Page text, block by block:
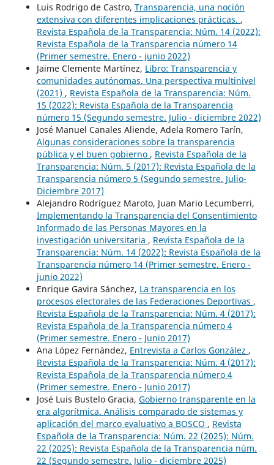
Luis Rodrigo de Castro, Transparencia, una noción
extensiva con diferentes implicaciones prácticas. ,
Revista Española de la Transparencia: Núm. 14 (2022):
Revista Española de la Transparencia número 14
(Primer semestre. Enero - junio 2022)
Jaime Clemente Martínez, Libro: Transparencia y
comunidades autónomas. Una perspectiva multinivel
(2021) , Revista Española de la Transparencia: Núm.
15 (2022): Revista Española de la Transparencia
número 15 (Segundo semestre. Julio - diciembre 2022)
José Manuel Canales Aliende, Adela Romero Tarín,
Algunas consideraciones sobre la transparencia
pública y el buen gobierno , Revista Española de la
Transparencia: Núm. 5 (2017): Revista Española de la
Transparencia número 5 (Segundo semestre. Julio-
Diciembre 2017)
Alejandro Rodríguez Maroto, Juan Mario Lecumberri,
Implementando la Transparencia del Consentimiento
Informado de las Personas Mayores en la
investigación universitaria , Revista Española de la
Transparencia: Núm. 14 (2022): Revista Española de la
Transparencia número 14 (Primer semestre. Enero -
junio 2022)
Enrique Gavira Sánchez, La transparencia en los
procesos electorales de las Federaciones Deportivas ,
Revista Española de la Transparencia: Núm. 4 (2017):
Revista Española de la Transparencia número 4
(Primer semestre. Enero - Junio 2017)
Ana López Fernández, Entrevista a Carlos González ,
Revista Española de la Transparencia: Núm. 4 (2017):
Revista Española de la Transparencia número 4
(Primer semestre. Enero - Junio 2017)
José Luis Bustelo Gracia, Gobierno transparente en la
era algorítmica. Análisis comparado de sistemas y
aplicación del marco evaluativo a BOSCO , Revista
Española de la Transparencia: Núm. 22 (2025): Núm.
22 (2025): Revista Española de la Transparencia núm.
22 (Segundo semestre. Julio - diciembre 2025)